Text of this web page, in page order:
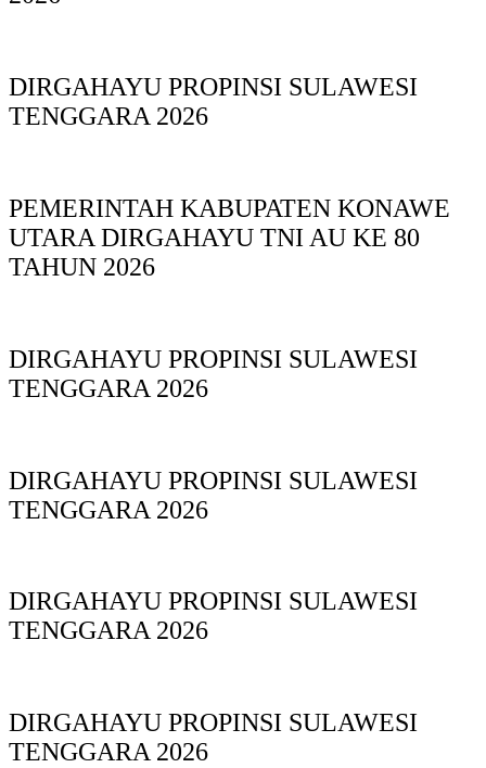
DIRGAHAYU PROPINSI SULAWESI
TENGGARA 2026
PEMERINTAH KABUPATEN KONAWE
UTARA DIRGAHAYU TNI AU KE 80
TAHUN 2026
DIRGAHAYU PROPINSI SULAWESI
TENGGARA 2026
DIRGAHAYU PROPINSI SULAWESI
TENGGARA 2026
DIRGAHAYU PROPINSI SULAWESI
TENGGARA 2026
DIRGAHAYU PROPINSI SULAWESI
TENGGARA 2026